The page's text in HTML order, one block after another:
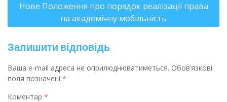
Нове Положення про порядок реалізації права
на академічну мобільність
Залишити відповідь
Ваша e-mail адреса не оприлюднюватиметься. Обов’язкові
поля позначені *
Коментар *